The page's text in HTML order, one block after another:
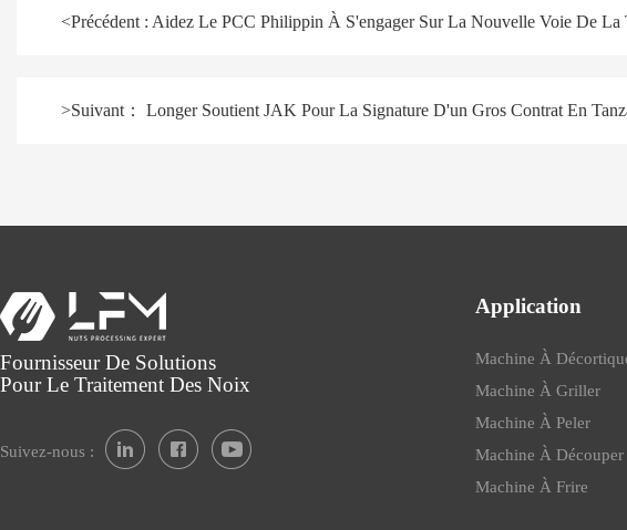
<Précédent : Aidez Le PCC Philippin À S'engager Sur La Nouvelle Voie De
>Suivant： Longer Soutient JAK Pour La Signature D'un Gros Contrat En
Fournisseur De Solutions
Pour Le Traitement Des Noix
Suivez-nous :
Application
Machine À
Machine À Griller
Machine À Peler
Machine À Découper
Machine À Frire